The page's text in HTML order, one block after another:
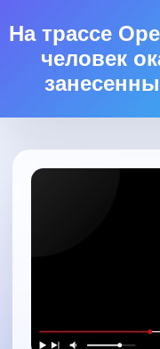
На трассе
человек